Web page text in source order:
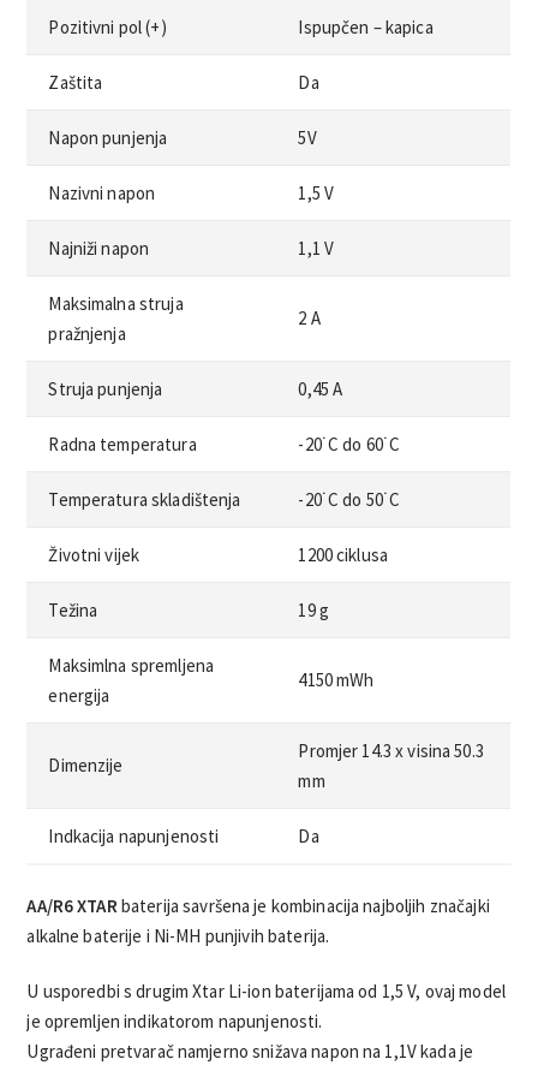
Pozitivni pol (+) Ispupčen – kapica
Zaštita Da
Napon punjenja 5V
Nazivni napon 1,5 V
Najniži napon 1,1 V
Maksimalna struja
pražnjenja
2 A
Struja punjenja 0,45 A
Radna temperatura -20˙C do 60˙C
Temperatura skladištenja -20˙C do 50˙C
Životni vijek 1200 ciklusa
Težina 19 g
Maksimlna spremljena
energija
4150 mWh
Dimenzije
Promjer 14.3 x visina 50.3
mm
Indkacija napunjenosti Da
AA/R6 XTARbaterija savršena je kombinacija najboljih značajki
alkalne baterije i Ni-MH punjivih baterija.
U usporedbi s drugim Xtar Li-ion baterijama od 1,5 V, ovaj model
je opremljen indikatorom napunjenosti.
Ugrađeni pretvarač namjerno snižava napon na 1,1V kada je